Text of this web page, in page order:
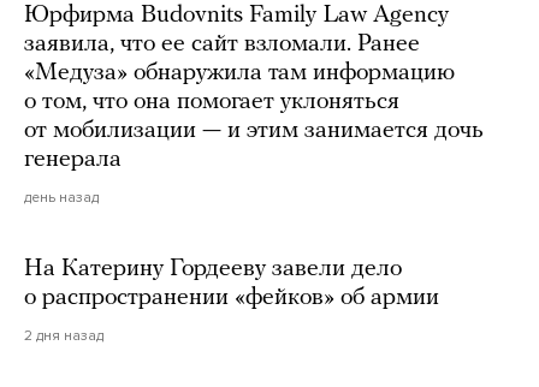
Юрфирма Budovnits Family Law Agency
заявила, что ее сайт взломали. Ранее
«Медуза» обнаружила там информацию
о том, что она помогает уклоняться
от мобилизации — и этим занимается дочь
генерала
день назад
На Катерину Гордееву завели дело
о распространении «фейков» об армии
2 дня назад